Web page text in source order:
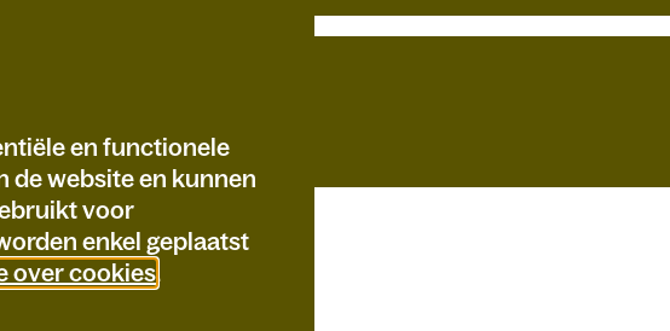
en functionele
de website en kunnen
voor
enkel geplaatst
over cookies.